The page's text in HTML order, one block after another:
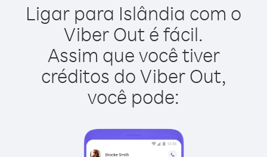
Ligar para Islândia com o
Viber Out é fácil.
Assim que você tiver
créditos do Viber Out,
você pode: